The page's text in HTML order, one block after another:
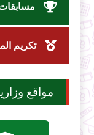
مسابقات
تكريم
مواقع